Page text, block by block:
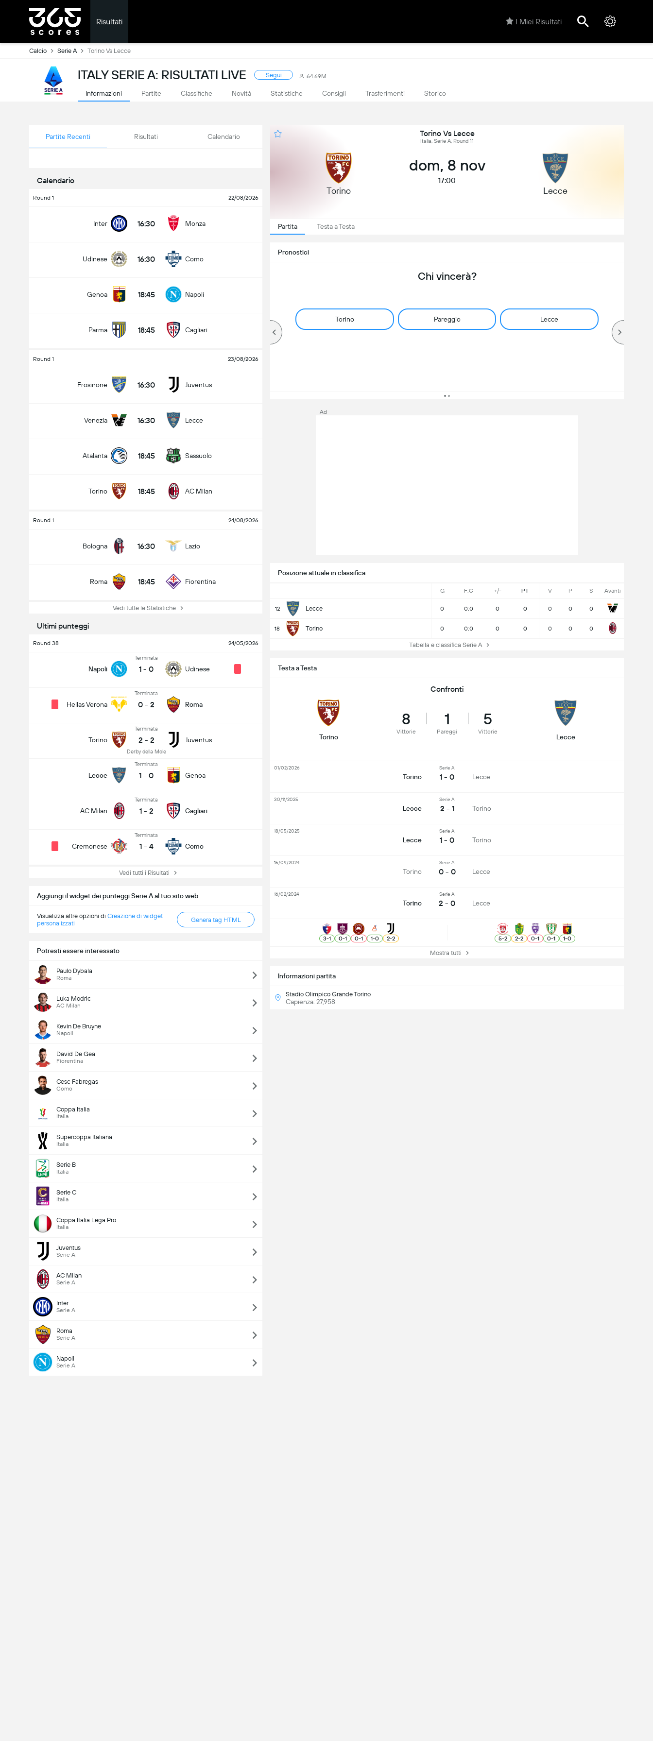
Risultati I Miei Risultati
Calcio Serie A Torino Vs Lecce
ITALY SERIE A: RISULTATI LIVE Segui 64.69M
Informazioni Partite Classifiche Novità Statistiche Consigli Trasferimenti Storico
Partite Recenti Risultati Calendario
Calendario
Round 1 22/08/2026
Inter 16:30 Monza
Udinese 16:30 Como
Genoa 18:45 Napoli
Parma 18:45 Cagliari
Round 1 23/08/2026
Frosinone 16:30 Juventus
Venezia 16:30 Lecce
Atalanta 18:45 Sassuolo
Torino 18:45 AC Milan
Round 1 24/08/2026
Bologna 16:30 Lazio
Roma 18:45 Fiorentina
Vedi tutte le Statistiche
Ultimi punteggi
Round 38 24/05/2026
Napoli
Terminata
1 - 0 Udinese
Hellas Verona
Terminata
0 - 2 Roma
Torino
Terminata
2 - 2
Derby della Mole
Juventus
Lecce
Terminata
1 - 0 Genoa
AC Milan
Terminata
1 - 2 Cagliari
Cremonese
Terminata
1 - 4 Como
Vedi tutti i Risultati
Aggiungi il widget dei punteggi Serie A al tuo sito web
Visualizza altre opzioni di Creazione di widget
personalizzati
Genera tag HTML
Potresti essere interessato
Paulo Dybala
Roma
Luka Modric
AC Milan
Kevin De Bruyne
Napoli
David De Gea
Fiorentina
Cesc Fabregas
Como
Coppa Italia
Italia
Supercoppa Italiana
Italia
Serie B
Italia
Serie C
Italia
Coppa Italia Lega Pro
Italia
Juventus
Serie A
AC Milan
Serie A
Inter
Serie A
Roma
Serie A
Napoli
Serie A
Torino Vs Lecce
Italia, Serie A, Round 11
Torino
dom, 8 nov
17:00
Lecce
Partita Testa a Testa
Pronostici
Chi vincerà?
Torino Pareggio Lecce
Posizione attuale in classifica
G F:C +/- PT V P S Avanti
12 Lecce 0 0:0 0 0 0 0 0
18 Torino 0 0:0 0 0 0 0 0
Tabella e classifica Serie A
Informazioni partita
Stadio Olimpico Grande Torino
Capienza: 27,958
Testa a Testa
Confronti
Torino
8
Vittorie
1
Pareggi
5
Vittorie
Lecce
Torino
Serie A
1 - 0 Lecce
01/02/2026
Lecce
Serie A
2 - 1 Torino
30/11/2025
Lecce
Serie A
1 - 0 Torino
18/05/2025
Torino
Serie A
0 - 0 Lecce
15/09/2024
Torino
Serie A
2 - 0 Lecce
16/02/2024
3-1 0-1 0-1 1-0 2-2 5-2 2-2 0-1 0-1 1-0
Mostra tutti
Ad